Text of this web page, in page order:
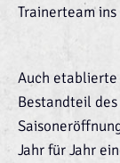
Trainerteam
Auch
Bestandteil
Jahr für Jahr